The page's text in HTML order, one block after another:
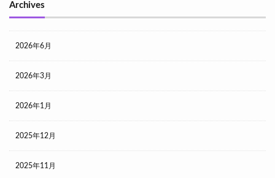
Archives
2026年6月
2026年3月
2026年1月
2025年12月
2025年11月